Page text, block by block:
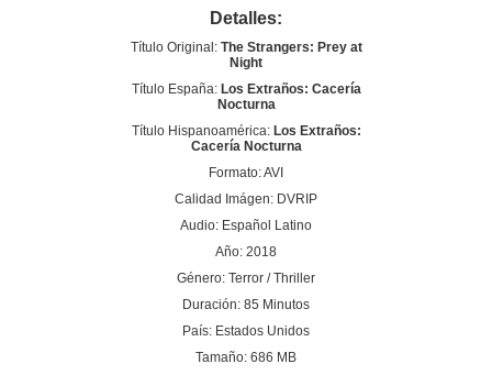
Detalles:
Título Original: The Strangers: Prey at
Night
Título España: Los Extraños: Cacería
Nocturna
Título Hispanoamérica:Los Extraños:
Cacería Nocturna
Formato: AVI
Calidad Imágen: DVRIP
Audio: Español Latino
Año: 2018
Género: Terror / Thriller
Duración: 85 Minutos
País: Estados Unidos
Tamaño: 686 MB